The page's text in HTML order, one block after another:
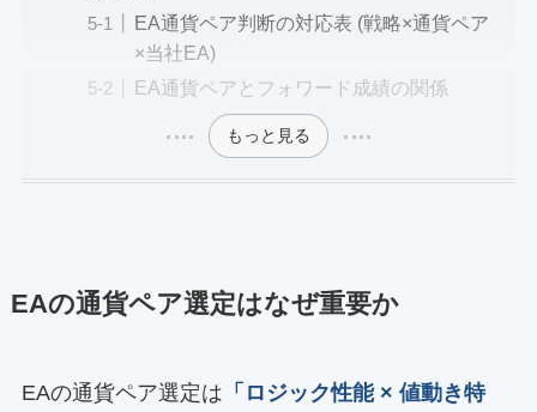
EA通貨ペア判断の対応表 (戦略×通貨ペア
×当社EA)
EA通貨ペアとフォワード成績の関係
もっと見る
EAの通貨ペア選定はなぜ重要か
EAの通貨ペア選定は 「ロジック性能 × 値動き特